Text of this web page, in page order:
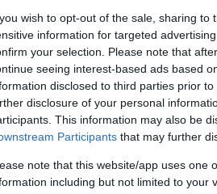
wish to opt-out of the sale, sharing
information for targeted
your selection. Please note that
seeing interest-based ads based
disclosed to third parties prior
disclosure of your personal
This information may also be
Participants that may further
note that this website/app uses one
including but not limited to your
M.Bromans artikelhur
så att du kan plocka större